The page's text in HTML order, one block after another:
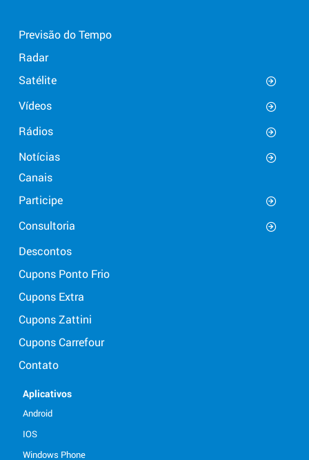
Previsão do Tempo
Radar
Satélite
Vídeos
Rádios
Notícias
Canais
Participe
Consultoria
Descontos
Cupons Ponto Frio
Cupons Extra
Cupons Zattini
Cupons Carrefour
Contato
Aplicativos
Android
IOS
Windows Phone